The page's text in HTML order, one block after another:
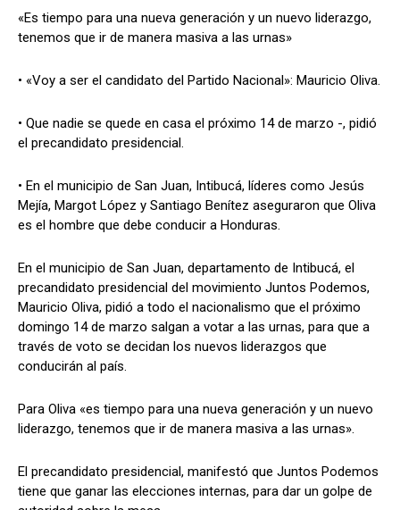
Comparta
Facebook X WhatsApp
Síganos
Comparta
Facebook X WhatsApp
Síganos
«Es tiempo para una nueva generación y un nuevo liderazgo,
tenemos que ir de manera masiva a las urnas»
• «Voy a ser el candidato del Partido Nacional»: Mauricio Oliva.
• Que nadie se quede en casa el próximo 14 de marzo -, pidió
el precandidato presidencial.
• En el municipio de San Juan, Intibucá, líderes como Jesús
Mejía, Margot López y Santiago Benítez aseguraron que Oliva
es el hombre que debe conducir a Honduras.
En el municipio de San Juan, departamento de Intibucá, el
precandidato presidencial del movimiento Juntos Podemos,
Mauricio Oliva, pidió a todo el nacionalismo que el próximo
domingo 14 de marzo salgan a votar a las urnas, para que a
través de voto se decidan los nuevos liderazgos que
conducirán al país.
Para Oliva «es tiempo para una nueva generación y un nuevo
liderazgo, tenemos que ir de manera masiva a las urnas».
El precandidato presidencial, manifestó que Juntos Podemos
tiene que ganar las elecciones internas, para dar un golpe de